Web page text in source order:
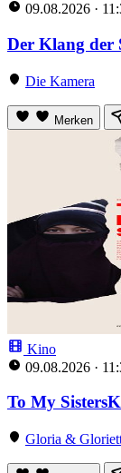
09.08.2026 ·
Der Klang der
Die Kamera
Merken
Kino
09.08.2026 ·
To My
Gloria &